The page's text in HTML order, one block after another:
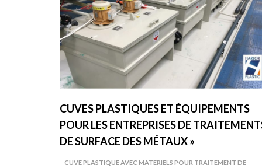
CUVES PLASTIQUES ET ÉQUIPEMENTS
POUR LES ENTREPRISES DE
DE SURFACE DES MÉTAUX »
CUVE PLASTIQUE AVEC MATERIELS POUR TRAITEMENT DE